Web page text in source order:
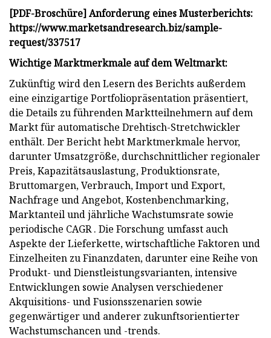
[PDF-Broschüre] Anforderung eines Musterberichts:
https://www.marketsandresearch.biz/sample-
request/337517
Wichtige Marktmerkmale auf dem Weltmarkt:
Zukünftig wird den Lesern des Berichts außerdem
eine einzigartige Portfoliopräsentation präsentiert,
die Details zu führenden Marktteilnehmern auf dem
Markt für automatische Drehtisch-Stretchwickler
enthält. Der Bericht hebt Marktmerkmale hervor,
darunter Umsatzgröße, durchschnittlicher regionaler
Preis, Kapazitätsauslastung, Produktionsrate,
Bruttomargen, Verbrauch, Import und Export,
Nachfrage und Angebot, Kostenbenchmarking,
Marktanteil und jährliche Wachstumsrate sowie
periodische CAGR . Die Forschung umfasst auch
Aspekte der Lieferkette, wirtschaftliche Faktoren und
Einzelheiten zu Finanzdaten, darunter eine Reihe von
Produkt- und Dienstleistungsvarianten, intensive
Entwicklungen sowie Analysen verschiedener
Akquisitions- und Fusionsszenarien sowie
gegenwärtiger und anderer zukunftsorientierter
Wachstumschancen und -trends.